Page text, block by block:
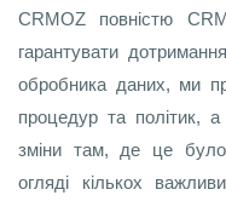
CRMOZ повністю
гарантувати
обробника даних, ми
процедур та політик,
зміни там, де це
огляді кількох